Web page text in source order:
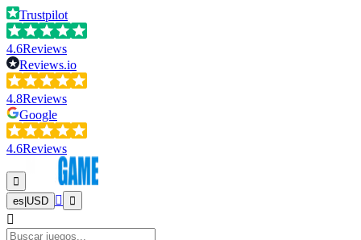
Trustpilot
4.6Reviews
Reviews.io
4.8Reviews
Google
4.6Reviews
es USD